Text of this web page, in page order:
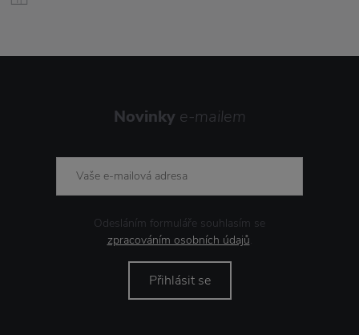
Novinky e-mailem
Odesláním formuláře souhlasím se
zpracováním osobních údajů.
Přihlásit se